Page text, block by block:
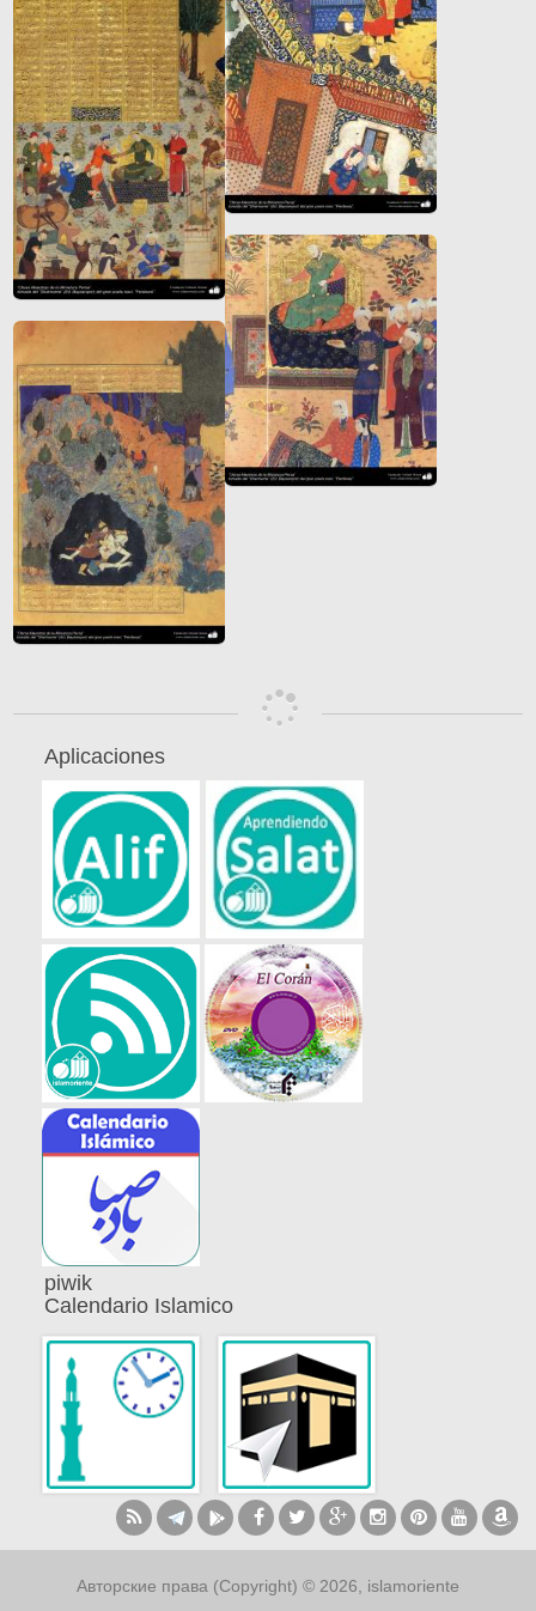
Aplicaciones
piwik
Calendario Islamico
Авторские права (Copyright) © 2026, islamoriente